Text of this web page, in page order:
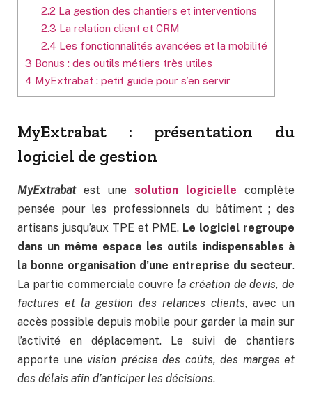
2.2 La gestion des chantiers et interventions
2.3 La relation client et CRM
2.4 Les fonctionnalités avancées et la mobilité
3 Bonus : des outils métiers très utiles
4 MyExtrabat : petit guide pour s’en servir
MyExtrabat : présentation du
logiciel de gestion
MyExtrabatest une solution logicielle complète
pensée pour les professionnels du bâtiment ; des
artisans jusqu’aux TPE et PME. Le logiciel regroupe
dans un même espace les outils indispensables à
la bonne organisation d’une entreprise du secteur.
La partie commerciale couvre la création de devis, de
factures et la gestion des relances clients, avec un
accès possible depuis mobile pour garder la main sur
l’activité en déplacement. Le suivi de chantiers
apporte une vision précise des coûts, des marges et
des délais afin d’anticiper les décisions.